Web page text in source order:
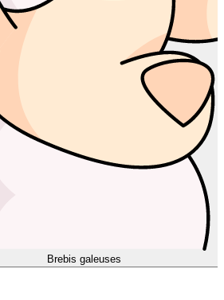
Brebis galeuses